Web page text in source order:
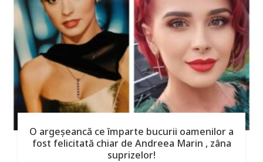
O argeşeancă ce împarte bucurii oamenilor a
fost felicitată chiar de Andreea Marin , zâna
suprizelor!